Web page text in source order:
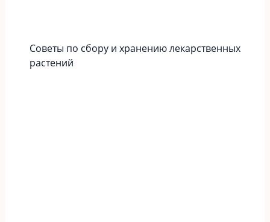
Советы по сбору и хранению лекарственных
растений